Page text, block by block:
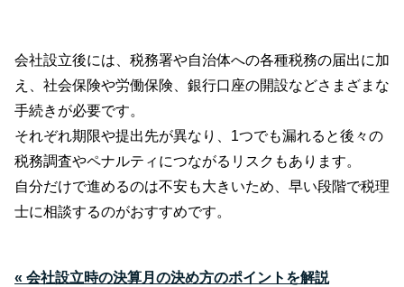
会社設立後には、税務署や自治体への各種税務の届出に加
え、社会保険や労働保険、銀行口座の開設などさまざまな
手続きが必要です。
それぞれ期限や提出先が異なり、 1つでも漏れると後々の
税務調査やペナルティにつながるリスクもあります。
自分だけで進めるのは不安も大きいため、早い段階で税理
士に相談するのがおすすめです。
« 会社設立時の決算月の決め方のポイントを解説